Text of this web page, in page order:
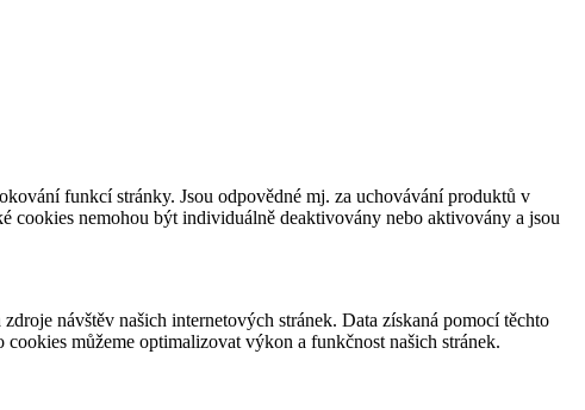
funkcí stránky. Jsou odpovědné mj. za uchovávání produktů v
cookies nemohou být individuálně deaktivovány nebo aktivovány a jsou
návštěv našich internetových stránek. Data získaná pomocí těchto
můžeme optimalizovat výkon a funkčnost našich stránek.